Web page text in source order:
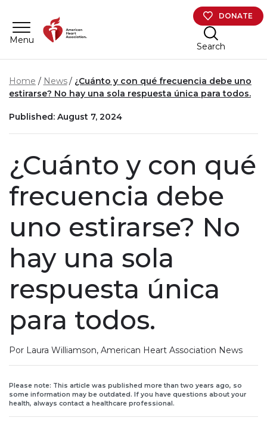
Menu
DONATE
Search
Home News
¿Cuánto y con qué frecuencia debe uno
estirarse? No hay una sola respuesta única para todos.
Published: August 7, 2024
¿Cuánto y con qué
frecuencia debe
uno estirarse? No
hay una sola
respuesta única
para todos.
Por Laura Williamson, American Heart Association News
Please note: This article was published more than two years ago, so
some information may be outdated. If you have questions about your
health, always contact a healthcare professional.